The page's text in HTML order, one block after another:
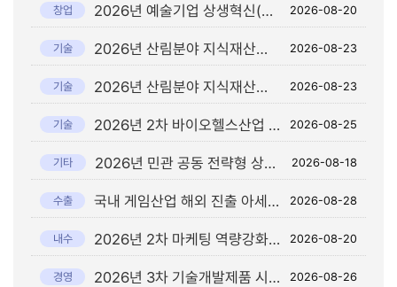
창업 2026년 예술기업 상생혁신(오픈이노베이션) 지원사업 공고 2026-08-20
기술 2026년 산림분야 지식재산권 우수기술 사업화 지원사업 공고 2026-08-23
기술 2026년 산림분야 지식재산권 출원 지원사업 공고 2026-08-23
기술 2026년 2차 바이오헬스산업 기술평가-사업화 연계 지원사업 참여기관(업) 모집 공고 2026-08-25
기타 2026년 민관 공동 전략형 상생협력사업 (창의트랙사업) 추가모집 공고 2026-08-18
수출 국내 게임산업 해외 진출 아세안 최대규모 2026 Gamescom Asia x Thailand Game Show 전시 공동관 및 현지 네트워킹 행사 참여기업 모집 공고 2026-08-28
내수 2026년 2차 마케팅 역량강화 매칭 지원사업 참여기업 모집 공고 2026-08-20
경영 2026년 3차 기술개발제품 시범구매 지원계획 공고 2026-08-26